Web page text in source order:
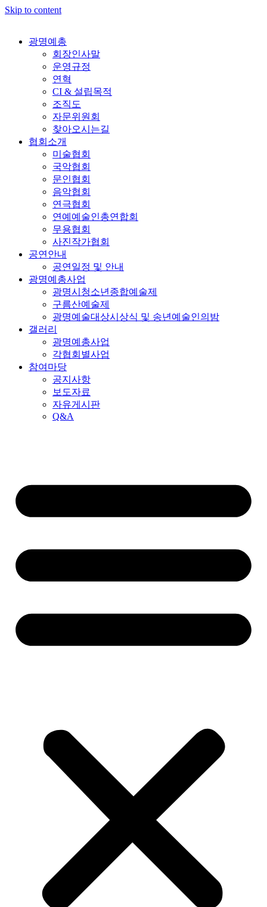
Skip to content
광명예총
회장인사말
운영규정
연혁
CI & 설립목적
조직도
자문위원회
찾아오시는길
협회소개
미술협회
국악협회
문인협회
음악협회
연극협회
연예예술인총연합회
무용협회
사진작가협회
공연안내
공연일정 및 안내
광명예총사업
광명시청소년종합예술제
구름산예술제
광명예술대상시상식 및 송년예술인의밤
갤러리
광명예총사업
각협회별사업
참여마당
공지사항
보도자료
자유게시판
Q&A